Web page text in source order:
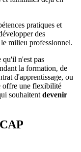
pratiques et
des
milieu professionnel.
qu'il n'est pas
la formation, de
d'apprentissage, ou
offre une flexibilité
souhaitent devenir